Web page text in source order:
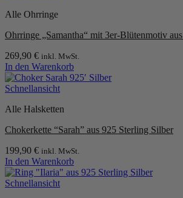
Die
können
der
Produktseite
gewählt
werden
Alle Ohrringe
Ohrringe „Samantha“ mit 3er-Blütenmotiv
269,90 € inkl. MwSt.
In den Warenkorb
Schnellansicht
Alle Halsketten
Chokerkette “Sarah” aus 925 Sterling Silber
199,90 € inkl. MwSt.
In den Warenkorb
Schnellansicht